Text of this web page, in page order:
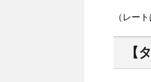
（レー
【